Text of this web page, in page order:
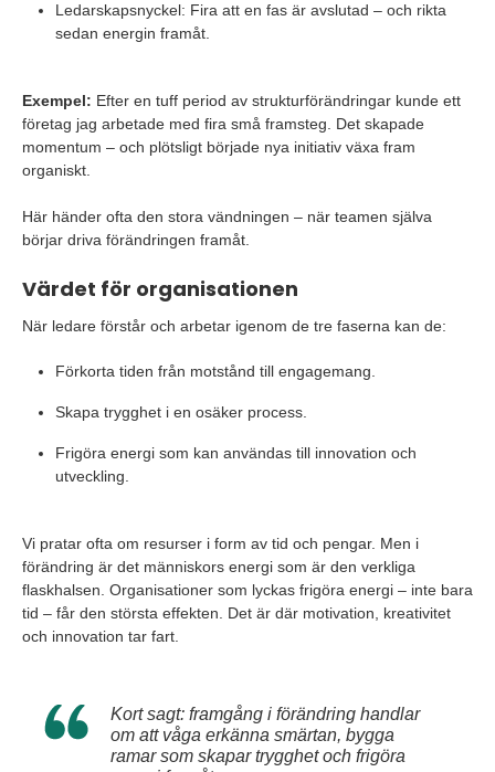
Ledarskapsnyckel: Fira att en fas är avslutad – och rikta
sedan energin framåt.
Exempel: Efter en tuff period av strukturförändringar kunde ett
företag jag arbetade med fira små framsteg. Det skapade
momentum – och plötsligt började nya initiativ växa fram
organiskt.
Här händer ofta den stora vändningen – när teamen själva
börjar driva förändringen framåt.
Värdet för organisationen
När ledare förstår och arbetar igenom de tre faserna kan de:
Förkorta tiden från motstånd till engagemang.
Skapa trygghet i en osäker process.
Frigöra energi som kan användas till innovation och
utveckling.
Vi pratar ofta om resurser i form av tid och pengar. Men i
förändring är det människors energi som är den verkliga
flaskhalsen. Organisationer som lyckas frigöra energi – inte bara
tid – får den största effekten. Det är där motivation, kreativitet
och innovation tar fart.
Kort sagt: framgång i förändring handlar
om att våga erkänna smärtan, bygga
ramar som skapar trygghet och frigöra